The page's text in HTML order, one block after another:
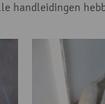
handleidingen